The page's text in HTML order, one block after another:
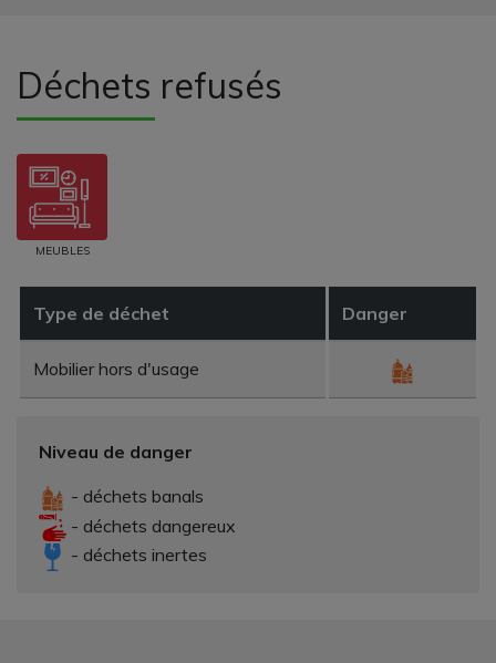
Déchets refusés
Type de déchet Danger
Mobilier hors d'usage
Niveau de danger
- déchets banals
- déchets dangereux
- déchets inertes
MEUBLES